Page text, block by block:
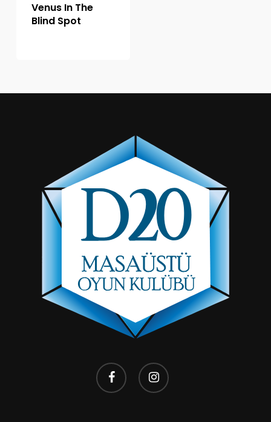
Venus In The
Blind Spot
facebook instagram